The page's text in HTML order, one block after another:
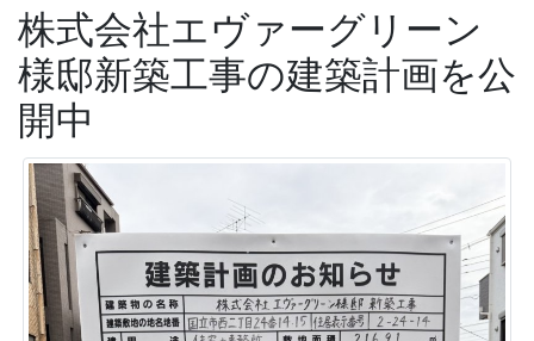
株式会社エヴァーグリーン
様邸新築工事の建築計画を公
開中